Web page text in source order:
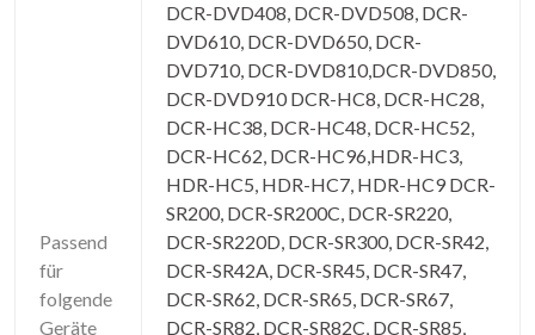
Passend
für
folgende
Geräte
DCR-DVD408, DCR-DVD508, DCR-
DVD610, DCR-DVD650, DCR-
DVD710, DCR-DVD810,DCR-DVD850,
DCR-DVD910 DCR-HC8, DCR-HC28,
DCR-HC38, DCR-HC48, DCR-HC52,
DCR-HC62, DCR-HC96,HDR-HC3,
HDR-HC5, HDR-HC7, HDR-HC9 DCR-
SR200, DCR-SR200C, DCR-SR220,
DCR-SR220D, DCR-SR300, DCR-SR42,
DCR-SR42A, DCR-SR45, DCR-SR47,
DCR-SR62, DCR-SR65, DCR-SR67,
DCR-SR82, DCR-SR82C, DCR-SR85,